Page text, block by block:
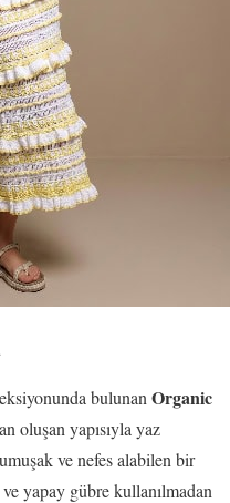
bulunan Organic
oluşan yapısıyla yaz
ve nefes alabilen bir
yapay gübre kullanılmadan